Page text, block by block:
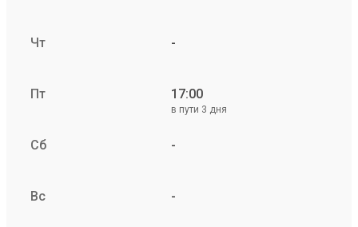
Чт -
Пт 17:00
в пути 3 дня
Сб -
Вс -